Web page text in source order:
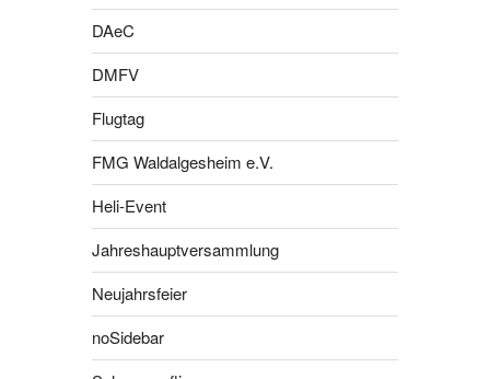
DAeC
DMFV
Flugtag
FMG Waldalgesheim e.V.
Heli-Event
Jahreshauptversammlung
Neujahrsfeier
noSidebar